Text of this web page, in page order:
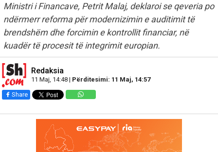
Ministri i Financave, Petrit Malaj, deklaroi se qeveria po
ndërmerr reforma për modernizimin e auditimit të
brendshëm dhe forcimin e kontrollit financiar, në
kuadër të procesit të integrimit europian.
Redaksia
11 Maj, 14:48 | Përditesimi: 11 Maj, 14:57
Share